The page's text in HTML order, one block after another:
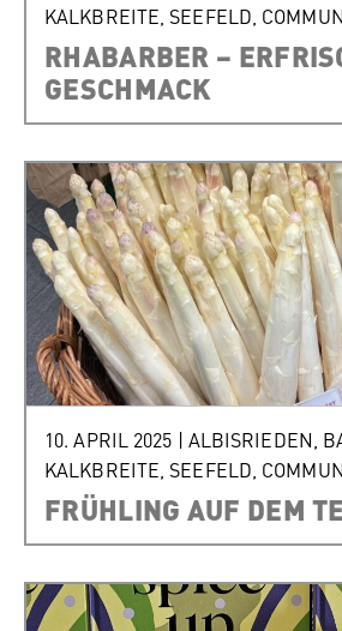
KALKBREITE SEEFELD
RHABARBER –
GESCHMACK
10. APRIL 2025 | ALBISRIEDEN
KALKBREITE SEEFELD
FRÜHLING AUF DEM